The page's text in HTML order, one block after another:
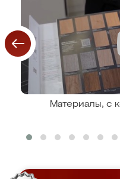
Материалы, с